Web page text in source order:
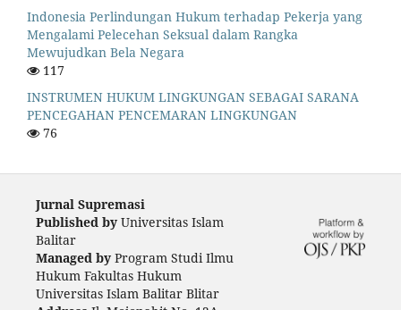
Indonesia Perlindungan Hukum terhadap Pekerja yang
Mengalami Pelecehan Seksual dalam Rangka
Mewujudkan Bela Negara
117
INSTRUMEN HUKUM LINGKUNGAN SEBAGAI SARANA
PENCEGAHAN PENCEMARAN LINGKUNGAN
76
Jurnal Supremasi
Published byUniversitas Islam
Balitar
Managed byProgram Studi Ilmu
Hukum Fakultas Hukum
Universitas Islam Balitar Blitar